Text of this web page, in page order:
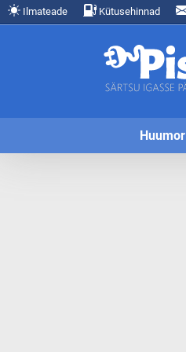
Ilmateade Kütusehinnad
Huumor